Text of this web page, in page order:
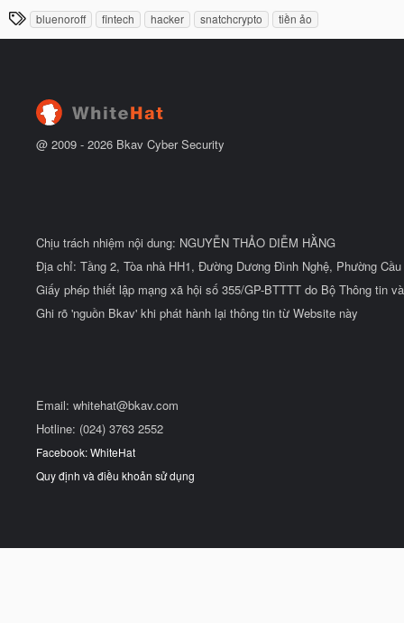
đ
ầ
u
y
u
T
h
bluenoroff fintech hacker snatchcrypto tiền ảo
@ 2009 - 2026 Bkav Cyber Security
Chịu trách nhiệm nội dung: NGUYỄN THẢO DIỄM HẰNG
Địa chỉ: Tầng 2, Tòa nhà HH1, Đường Dương Đình Nghệ, Phường
Giấy phép thiết lập mạng xã hội số 355/GP-BTTTT do Bộ Thông tin
Ghi rõ 'nguồn Bkav' khi phát hành lại thông tin từ Website này
Email: whitehat@bkav.com
Hotline: (024) 3763 2552
Facebook: WhiteHat
Quy định và điều khoản sử dụng